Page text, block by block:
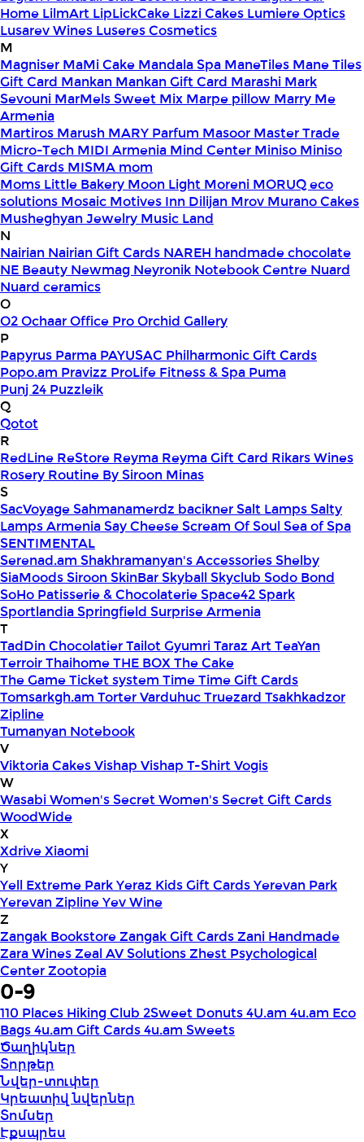
Home LilmArt LipLickCake Lizzi Cakes Lumiere Optics
Lusarev Wines Luseres Cosmetics
M
Magniser MaMi Cake Mandala Spa ManeTiles Mane Tiles
Gift Card Mankan Mankan Gift Card Marashi Mark
Sevouni MarMels Sweet Mix Marpe pillow Marry Me
Armenia
Martiros Marush MARY Parfum Masoor Master Trade
Micro-Tech MIDI Armenia Mind Center Miniso Miniso
Gift Cards MISMA mom
Moms Little Bakery Moon Light Moreni MORUQ eco
solutions Mosaic Motives Inn Dilijan Mrov Murano Cakes
Musheghyan Jewelry Music Land
N
Nairian Nairian Gift Cards NAREH handmade chocolate
NE Beauty Newmag Neyronik Notebook Centre Nuard
Nuard ceramics
O
O2OchaarOffice ProOrchid Gallery
P
Papyrus Parma PAYUSAC Philharmonic Gift Cards
Popo.am Pravizz ProLife Fitness & Spa Puma
Punj 24 Puzzleik
Q
Qotot
R
RedLine ReStore Reyma Reyma Gift Card Rikars Wines
Rosery Routine By Siroon Minas
S
SacVoyageSahmanamerdz baciknerSalt LampsSalty
Lamps ArmeniaSay CheeseScream Of SoulSea of Spa
SENTIMENTAL
Serenad.am Shakhramanyan's AccessoriesShelby
SiaMoodsSiroon SkinBarSkyballSkyclub Sodo Bond
SoHo Patisserie & ChocolaterieSpace42Spark
SportlandiaSpringfield Surprise Armenia
T
TadDin ChocolatierTailot GyumriTaraz ArtTeaYan
TerroirThaihomeTHE BOXThe Cake
The GameTicket system TimeTime Gift Cards
Tomsarkgh.am Torter VarduhucTruezard Tsakhkadzor
Zipline
Tumanyan Notebook
V
Viktoria CakesVishap Vishap T-ShirtVogis
W
WasabiWomen's SecretWomen's Secret Gift Cards
WoodWide
X
XdriveXiaomi
Y
Yell Extreme ParkYeraz Kids Gift CardsYerevan Park
Yerevan ZiplineYev Wine
Z
Zangak BookstoreZangak Gift CardsZani Handmade
Zara WinesZeal AV SolutionsZhest Psychological
CenterZootopia
0-9
110 Places Hiking Club 2Sweet Donuts4U.am 4u.am Eco
Bags4u.am Gift Cards4u.am Sweets
Ծաղիկներ
Տորթեր
Նվեր-տուփեր
Կրեատիվ նվերներ
Տոմսեր
Էքսպրես